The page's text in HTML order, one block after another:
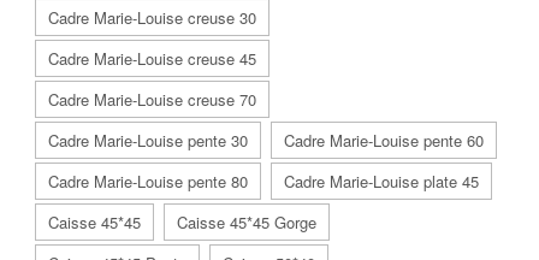
Cadre Marie-Louise creuse 30
Cadre Marie-Louise creuse 45
Cadre Marie-Louise creuse 70
Cadre Marie-Louise pente 30
Cadre Marie-Louise pente 60
Cadre Marie-Louise pente 80
Cadre Marie-Louise plate 45
Caisse 45*45
Caisse 45*45 Gorge